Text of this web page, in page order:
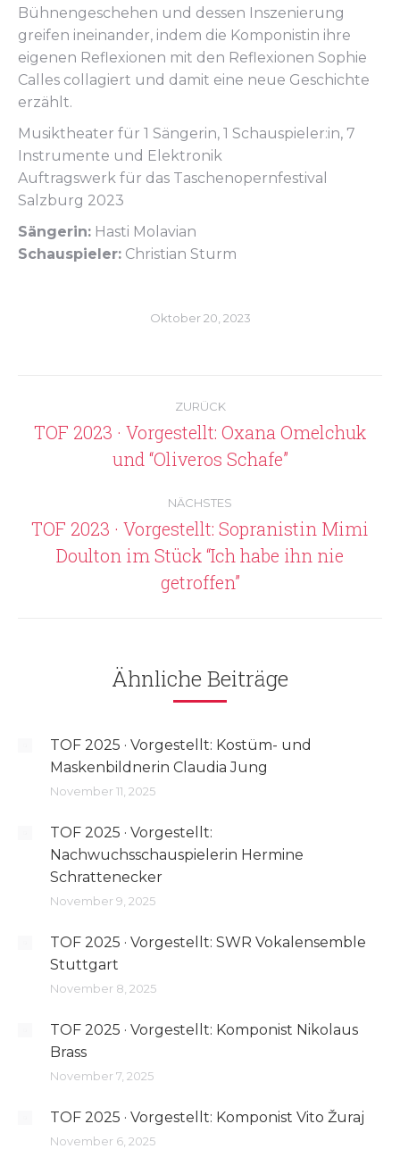
Bühnengeschehen und dessen Inszenierung
greifen ineinander, indem die Komponistin ihre
eigenen Reflexionen mit den Reflexionen Sophie
Calles collagiert und damit eine neue Geschichte
erzählt.
Musiktheater für 1 Sängerin, 1 Schauspieler:in, 7
Instrumente und Elektronik
Auftragswerk für das Taschenopernfestival
Salzburg 2023
Sängerin: Hasti Molavian
Schauspieler: Christian Sturm
Oktober 20, 2023
Kommentarnavigation
ZURÜCK
Vorheriger
Beitrag:
TOF 2023 · Vorgestellt: Oxana Omelchuk
und “Oliveros Schafe”
NÄCHSTES
Nächster
Beitrag:
TOF 2023 · Vorgestellt: Sopranistin Mimi
Doulton im Stück “Ich habe ihn nie
getroffen”
Ähnliche Beiträge
TOF 2025 · Vorgestellt: Kostüm- und
Maskenbildnerin Claudia Jung
November 11, 2025
TOF 2025 · Vorgestellt:
Nachwuchsschauspielerin Hermine
Schrattenecker
November 9, 2025
TOF 2025 · Vorgestellt: SWR Vokalensemble
Stuttgart
November 8, 2025
TOF 2025 · Vorgestellt: Komponist Nikolaus
Brass
November 7, 2025
TOF 2025 · Vorgestellt: Komponist Vito Žuraj
November 6, 2025